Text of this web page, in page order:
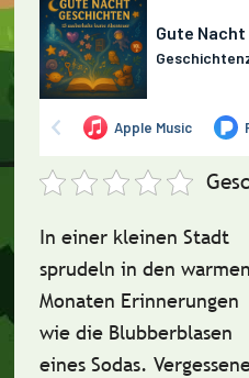
In einer kleinen Stadt
sprudeln in den warmen
Monaten Erinnerungen
wie die Blubberblasen
eines Sodas.